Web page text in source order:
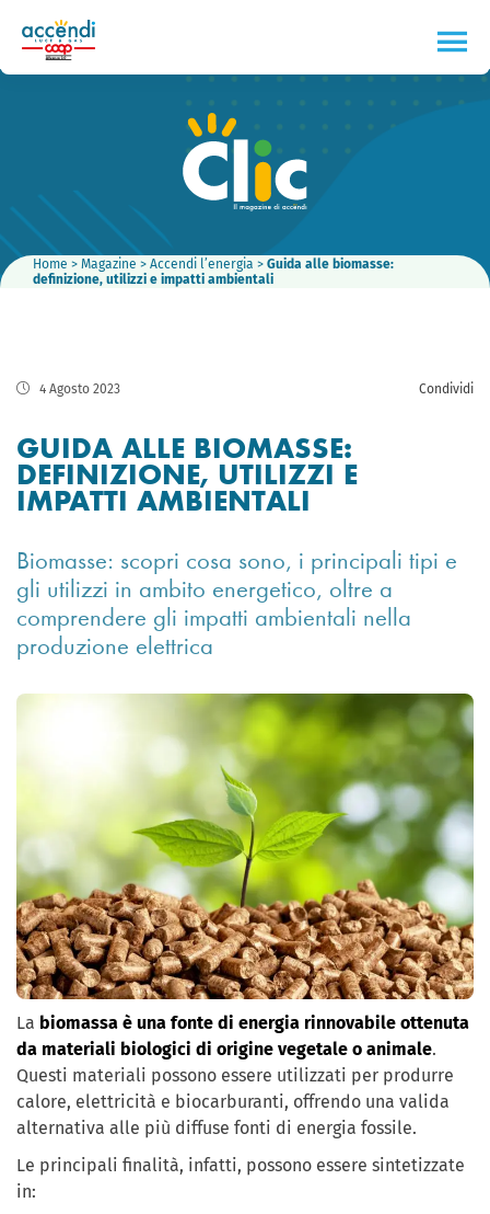
Home > Magazine > Accendi l’energia > Guida alle biomasse:
definizione, utilizzi e impatti ambientali
4 Agosto 2023 Condividi
GUIDA ALLE BIOMASSE:
DEFINIZIONE, UTILIZZI E
IMPATTI AMBIENTALI
Biomasse: scopri cosa sono, i principali tipi e
gli utilizzi in ambito energetico, oltre a
comprendere gli impatti ambientali nella
produzione elettrica
La biomassa è una fonte di energia rinnovabile ottenuta
da materiali biologici di origine vegetale o animale.
Questi materiali possono essere utilizzati per produrre
calore, elettricità e biocarburanti, offrendo una valida
alternativa alle più diffuse fonti di energia fossile.
Le principali finalità, infatti, possono essere sintetizzate
in: